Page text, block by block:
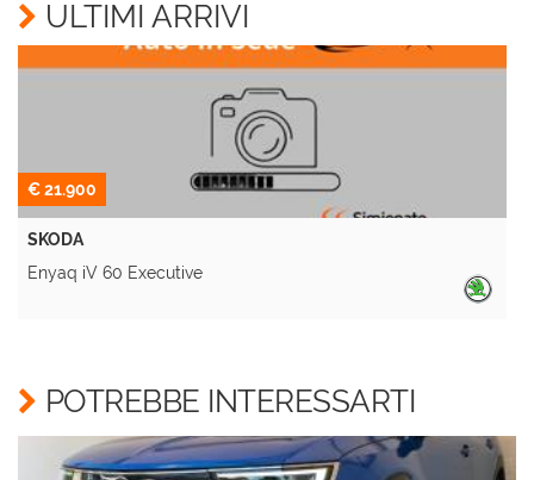
Invia la tua richiesta
ULTIMI ARRIVI
€ 21.900
SKODA
Enyaq iV 60 Executive
POTREBBE INTERESSARTI